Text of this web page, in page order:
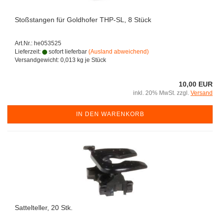
Stoßstangen für Goldhofer THP-SL, 8 Stück
Art.Nr.: he053525
Lieferzeit:
sofort lieferbar (Ausland abweichend)
Versandgewicht: 0,013 kg je Stück
10,00 EUR
inkl. 20% MwSt. zzgl. Versand
IN DEN WARENKORB
Sattelteller, 20 Stk.